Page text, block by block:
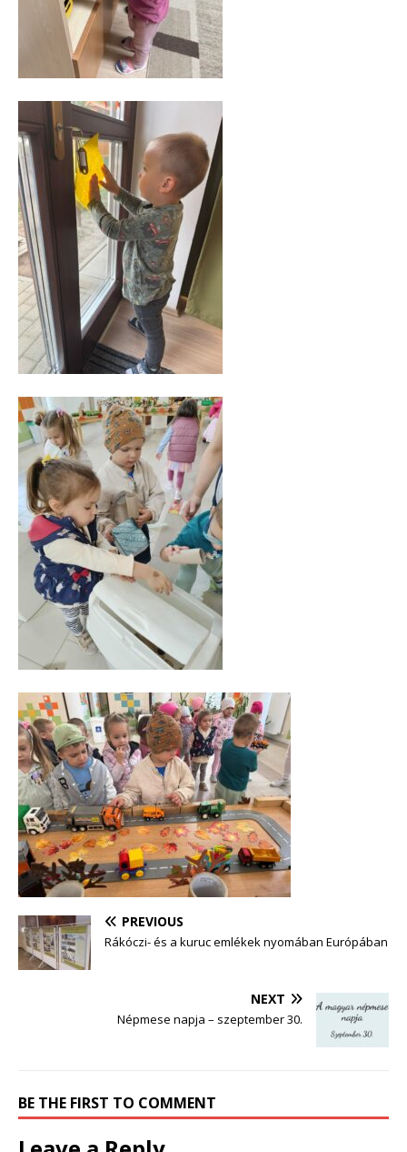
PREVIOUS
Rákóczi- és a kuruc emlékek nyomában Európában
NEXT
Népmese napja – szeptember 30.
BE THE FIRST TO COMMENT